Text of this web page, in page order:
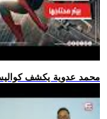
.. محمد عدوية يكشف